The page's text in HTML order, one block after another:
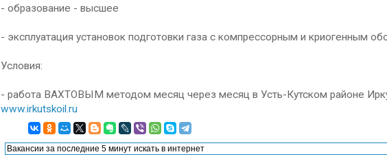
- образование - высшее
- эксплуатация установок подготовки газа с компрессорным и криогенным
Условия:
- работа ВАХТОВЫМ методом месяц через месяц в Усть-Кутском районе
www.irkutskoil.ru